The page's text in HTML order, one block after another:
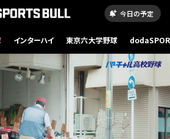
今日の予定
インターハイ 東京六大学野球